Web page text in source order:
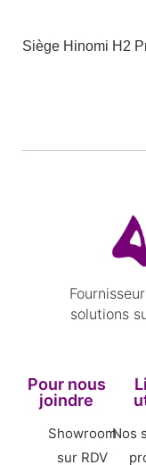
Siège Hinomi H2
solutions
Pour nous
joindre
Showroom
sur RDV
Nos